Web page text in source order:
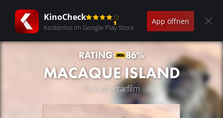
KinoCheck
Kostenlos im Google Play Store
App öffnen
RATING: 86%
MACAQUE ISLAND
Dokumentarfilm